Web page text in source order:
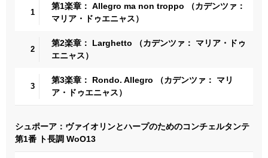
1
第1楽章： Allegro ma non troppo （カデンツァ：
マリア・ドゥエニャス）
2
第2楽章： Larghetto （カデンツァ： マリア・ドゥ
エニャス）
3
第3楽章： Rondo. Allegro （カデンツァ： マリ
ア・ドゥエニャス）
シュポーア：ヴァイオリンとハープのためのコンチェルタンテ
第1番 ト長調 WoO13